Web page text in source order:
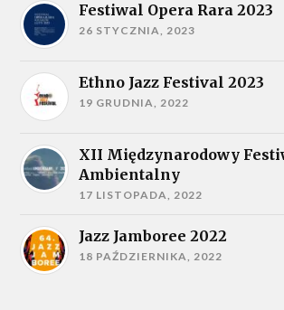
Festiwal Opera Rara 2023
26 STYCZNIA, 2023
Ethno Jazz Festival 2023
19 GRUDNIA, 2022
XII Międzynarodowy
Ambientalny
17 LISTOPADA, 2022
Jazz Jamboree 2022
18 PAŹDZIERNIKA, 2022